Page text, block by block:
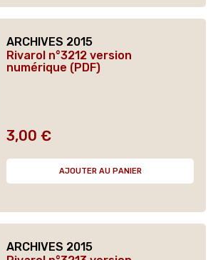
ARCHIVES 2015
Rivarol n°3212 version
numérique (PDF)
Prix
3,00 €
AJOUTER AU PANIER
ARCHIVES 2015